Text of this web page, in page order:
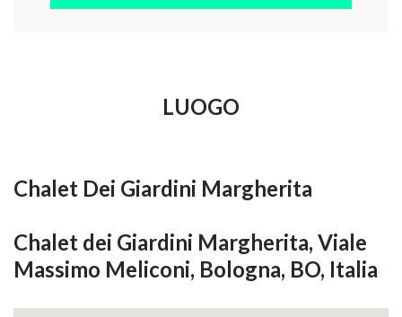
LUOGO
Chalet Dei Giardini Margherita
Chalet dei Giardini Margherita, Viale
Massimo Meliconi, Bologna, BO, Italia